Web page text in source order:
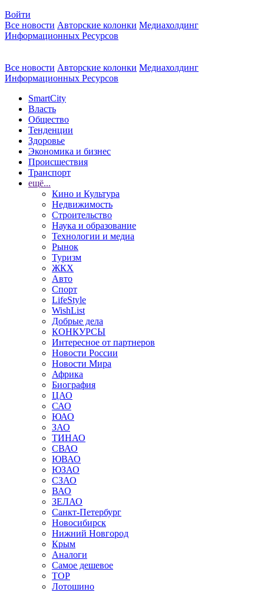
Войти
Все новости Авторские колонки Медиахолдинг
Информационных Ресурсов
Все новости Авторские колонки Медиахолдинг
Информационных Ресурсов
SmartCity
Власть
Общество
Тенденции
Здоровье
Экономика и бизнес
Происшествия
Транспорт
ещё...
Кино и Культура
Недвижимость
Строительство
Наука и образование
Технологии и медиа
Рынок
Туризм
ЖКХ
Авто
Спорт
LifeStyle
WishList
Добрые дела
КОНКУРСЫ
Интересное от партнеров
Новости России
Новости Мира
Африка
Биография
ЦАО
САО
ЮАО
ЗАО
ТИНАО
СВАО
ЮВАО
ЮЗАО
СЗАО
ВАО
ЗЕЛАО
Санкт-Петербург
Новосибирск
Нижний Новгород
Крым
Аналоги
Самое дешевое
TOP
Лотошино